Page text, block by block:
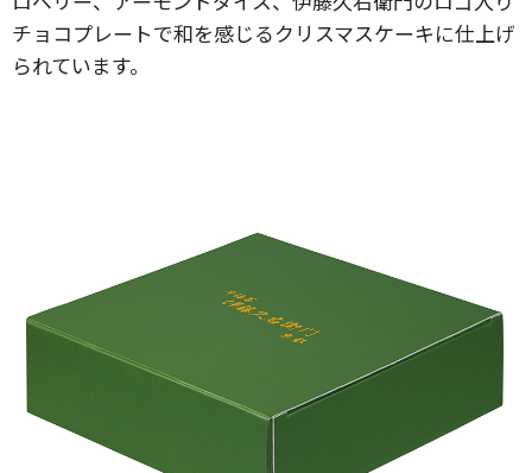
チョコプレートで和を感じるクリスマスケーキに仕上げ
られています。